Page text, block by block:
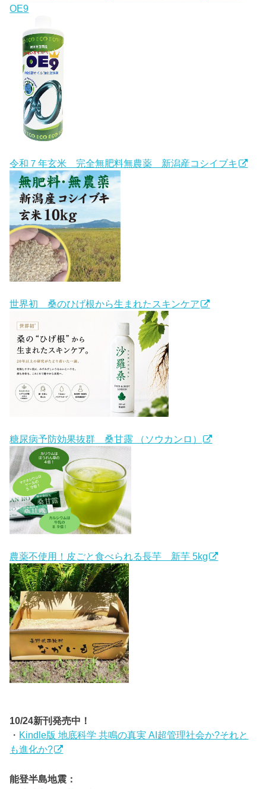
OE9
令和７年玄米 完全無肥料無農薬 新潟産コシイブキ
世界初 桑のひげ根から生まれたスキンケア
糖尿病予防効果抜群 桑甘露 （ソウカンロ）
農薬不使用！皮ごと食べられる長芋 新芋 5kg
10/24新刊発売中！
・ Kindle版 地底科学 共鳴の真実 AI超管理社会か?それと
も進化か?
能登半島地震：